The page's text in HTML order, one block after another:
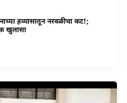
हव्यासातून नरबळीचा कट!;
खुलासा